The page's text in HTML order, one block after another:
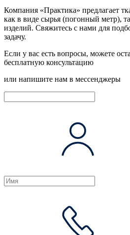
Компания «Практика» предлагает
как в виде сырья (погонный метр),
изделий. Свяжитесь с нами для
задачу.
Если у вас есть вопросы, можете
бесплатную консультацию
или напишите нам в мессенджеры